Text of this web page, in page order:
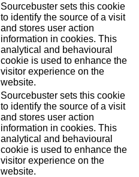
Sourcebuster sets this cookie
to identify the source of a visit
and stores user action
information in cookies. This
analytical and behavioural
cookie is used to enhance the
visitor experience on the
website.
Sourcebuster sets this cookie
to identify the source of a visit
and stores user action
information in cookies. This
analytical and behavioural
cookie is used to enhance the
visitor experience on the
website.